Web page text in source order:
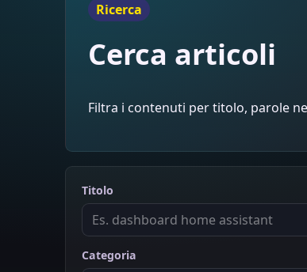
Ricerca
Cerca articoli
Filtra i contenuti per titolo, parole
Titolo
Categoria